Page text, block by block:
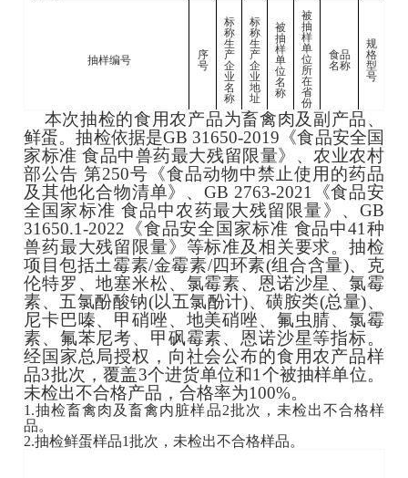
抽样编号
序
号
标
称
生
产
企
业
名
称
标
称
生
产
企
业
地
址
被
抽
样
单
位
名
称
被
抽
样
单
位
所
在
省
份
食品
名称
规
格
型
号
XBJ24210505204130079 1 / /
南
芬
区
上
顺
香
吧
佬
熟
食
店
辽
宁
猪头
肉
散
装
XBJ24210505204130080 2 / /
南
芬
区
上
顺
香
吧
佬
熟
食
店
辽
宁
鸡大
腿
散
装
南
区
上
本次抽检的食用农产品为畜禽肉及副产品、
鲜蛋。抽检依据是GB 31650-2019《食品安全国
家标准 食品中兽药最大残留限量》、农业农村
部公告 第250号《食品动物中禁止使用的药品
及其他化合物清单》、GB 2763-2021《食品安
全国家标准 食品中农药最大残留限量》、GB
31650.1-2022《食品安全国家标准 食品中41种
兽药最大残留限量》等标准及相关要求。抽检
项目包括土霉素/金霉素/四环素(组合含量)、克
伦特罗、地塞米松、氯霉素、恩诺沙星、氯霉
素、五氯酚酸钠(以五氯酚计)、磺胺类(总量)、
尼卡巴嗪、甲硝唑、地美硝唑、氟虫腈、氯霉
素、氟苯尼考、甲砜霉素、恩诺沙星等指标。
经国家总局授权，向社会公布的食用农产品样
品3批次，覆盖3个进货单位和1个被抽样单位。
未检出不合格产品，合格率为100%。
1.抽检畜禽肉及畜禽内脏样品2批次，未检出不合格样
品。
2.抽检鲜蛋样品1批次，未检出不合格样品。